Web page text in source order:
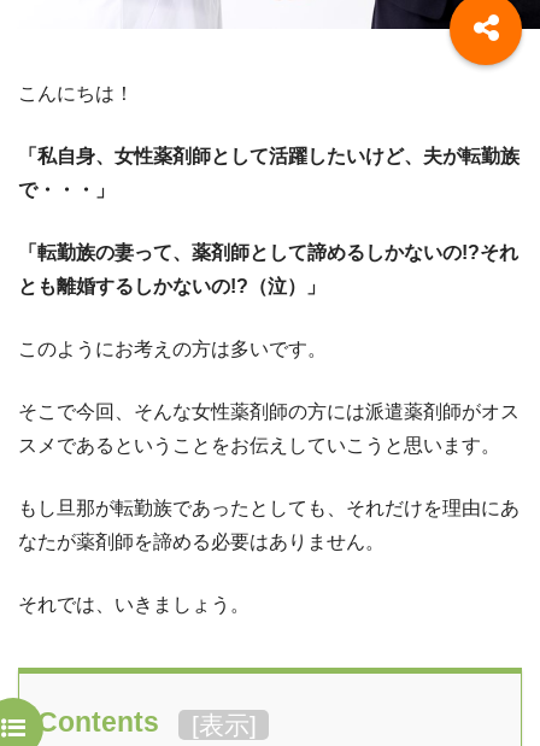
こんにちは！
「私自身、女性薬剤師として活躍したいけど、夫が転勤族
で・・・」
「転勤族の妻って、薬剤師として諦めるしかないの!?それ
とも離婚するしかないの!?（泣）」
このようにお考えの方は多いです。
そこで今回、そんな女性薬剤師の方には派遣薬剤師がオス
スメであるということをお伝えしていこうと思います。
もし旦那が転勤族であったとしても、それだけを理由にあ
なたが薬剤師を諦める必要はありません。
それでは、いきましょう。
Contents [表示]